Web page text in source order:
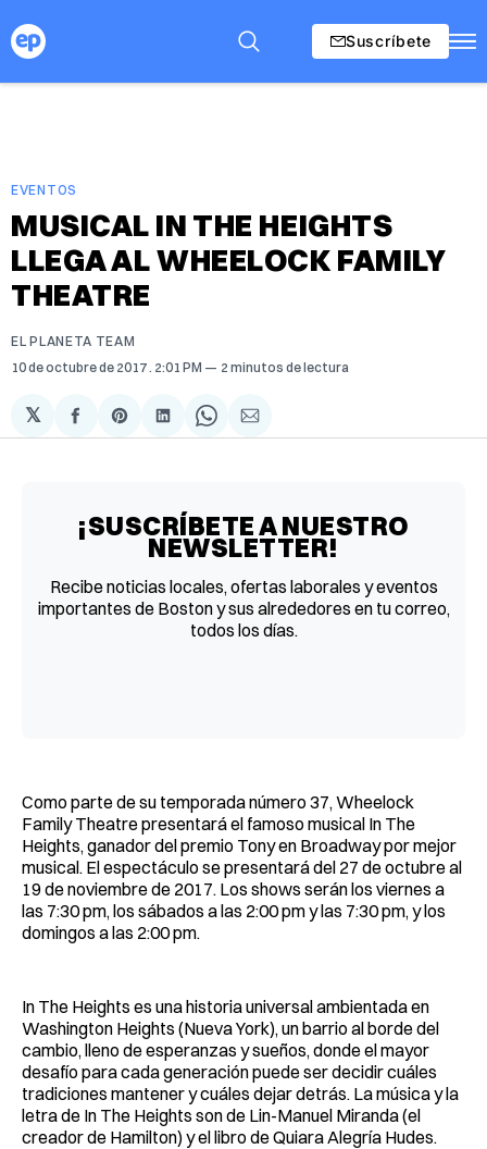
Suscríbete
EVENTOS
MUSICAL IN THE HEIGHTS
LLEGA AL WHEELOCK FAMILY
THEATRE
EL PLANETA TEAM
10 de octubre de 2017 . 2:01 PM 2 minutos de lectura
𝕏
Compartir
en
Share
on
Compartir
en
Share
on
Compartir
via
¡SUSCRÍBETE A NUESTRO
NEWSLETTER!
Recibe noticias locales, ofertas laborales y eventos
importantes de Boston y sus alrededores en tu correo,
todos los días.
Como parte de su temporada número 37, Wheelock
Family Theatre presentará el famoso musical In The
Heights, ganador del premio Tony en Broadway por mejor
musical. El espectáculo se presentará del 27 de octubre al
19 de noviembre de 2017. Los shows serán los viernes a
las 7:30 pm, los sábados a las 2:00 pm y las 7:30 pm, y los
domingos a las 2:00 pm.
In The Heights es una historia universal ambientada en
Washington Heights (Nueva York), un barrio al borde del
cambio, lleno de esperanzas y sueños, donde el mayor
desafío para cada generación puede ser decidir cuáles
tradiciones mantener y cuáles dejar detrás. La música y la
letra de In The Heights son de Lin-Manuel Miranda (el
creador de Hamilton) y el libro de Quiara Alegría Hudes.